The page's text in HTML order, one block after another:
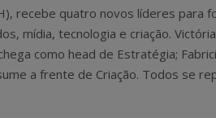
recebe quatro novos líderes para
mídia, tecnologia e criação.
como head de Estratégia;
a frente de Criação. Todos se